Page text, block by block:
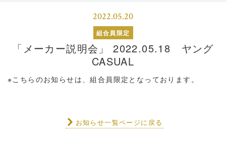
2022.05.20
組合員限定
「メーカー説明会」 2022.05.18 ヤング
CASUAL
※こちらのお知らせは、組合員限定となっております。
お知らせ一覧ページに戻る